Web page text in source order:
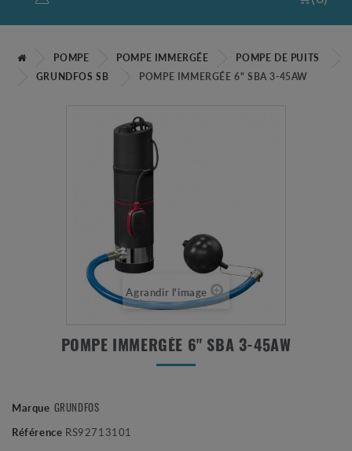
POMPE POMPE IMMERGÉE
POMPE DE PUITS
GRUNDFOS SB
POMPE IMMERGÉE 6" SBA 3-45AW
Agrandir l'image
POMPE IMMERGÉE 6" SBA 3-45AW
Marque GRUNDFOS
Référence RS92713101